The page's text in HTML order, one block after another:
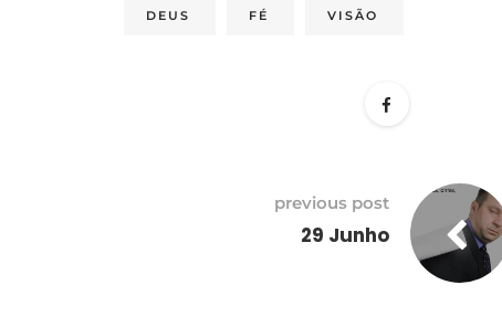
DEUS FÉ VISÃO
previous post
29 Junho